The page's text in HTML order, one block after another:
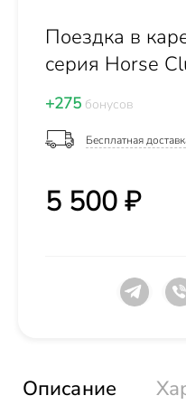
Поездка в
серия Horse
+275 бонусов
Бесплатная
5 500 ₽
Описание